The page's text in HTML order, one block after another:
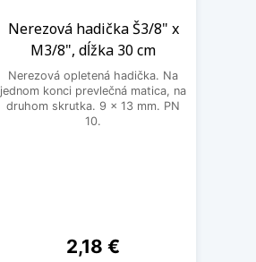
Nerezová hadička Š3/8" x
M3/8", dĺžka 30 cm
Nerezová opletená hadička. Na
jednom konci prevlečná matica, na
druhom skrutka. 9 x 13 mm. PN
10.
Cena
2,18 €